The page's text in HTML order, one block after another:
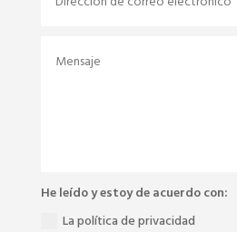
He leído y estoy de acuerdo con:
La política de privacidad